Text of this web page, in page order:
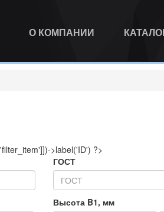
О КОМПАНИИ
>label('ID') ?>
ГОСТ
Высота B1, мм